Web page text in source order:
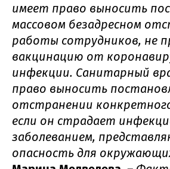
имеет право выносить
массовом безадресном
работы сотрудников, не
вакцинацию от
инфекции. Санитарный
право выносить
отстранении
если он страдает
заболеванием,
опасность для